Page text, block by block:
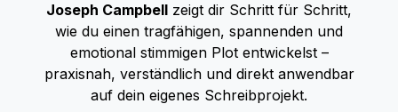
Joseph Campbell zeigt dir Schritt für Schritt,
wie du einen tragfähigen, spannenden und
emotional stimmigen Plot entwickelst –
praxisnah, verständlich und direkt anwendbar
auf dein eigenes Schreibprojekt.